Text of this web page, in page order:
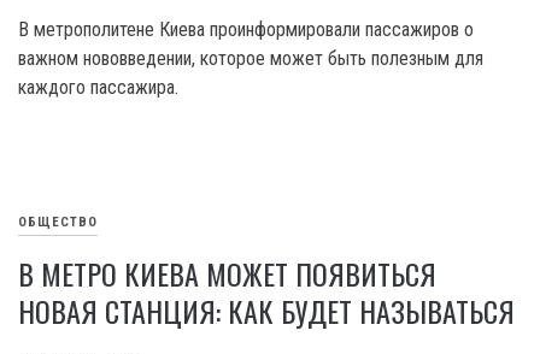
В метрополитене Киева проинформировали пассажиров о
важном нововведении, которое может быть полезным для
каждого пассажира.
ОБЩЕСТВО
В МЕТРО КИЕВА МОЖЕТ ПОЯВИТЬСЯ
НОВАЯ СТАНЦИЯ: КАК БУДЕТ НАЗЫВАТЬСЯ